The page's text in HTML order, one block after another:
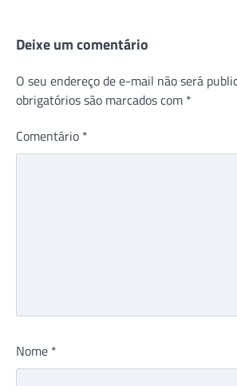
Deixe um comentário
O seu endereço de e-mail não será
obrigatórios são marcados com *
Comentário *
Nome *